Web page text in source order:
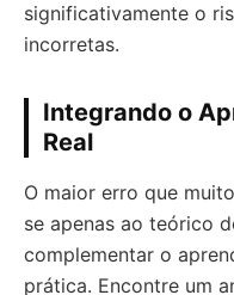
significativamente o
incorretas.
Integrando o
Real
O maior erro que
se apenas ao teórico
complementar o
prática. Encontre um